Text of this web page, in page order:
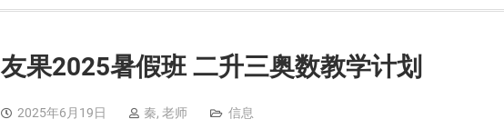
友果2025暑假班 二升三奥数教学计划
2025年6月19日 秦, 老师 信息